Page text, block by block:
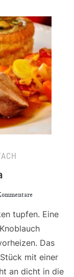
tupfen. Eine
Das
mit einer
an dicht in die